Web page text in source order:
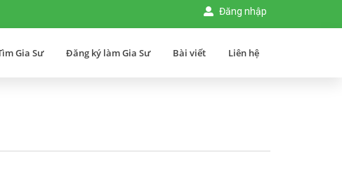
Đăng nhập
Gia Sư Đăng ký làm Gia Sư Bài viết Liên hệ